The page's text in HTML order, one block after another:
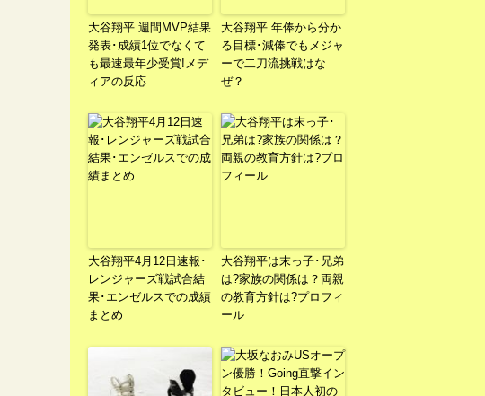
大谷翔平 週間MVP結果
発表･成績1位でなくて
も最速最年少受賞!メデ
ィアの反応
大谷翔平 年俸から分か
る目標･減俸でもメジャ
ーで二刀流挑戦はな
ぜ？
大谷翔平4月12日速報･
レンジャーズ戦試合結
果･エンゼルスでの成績
まとめ
大谷翔平は末っ子･兄弟
は?家族の関係は？両親
の教育方針は?プロフィ
ール